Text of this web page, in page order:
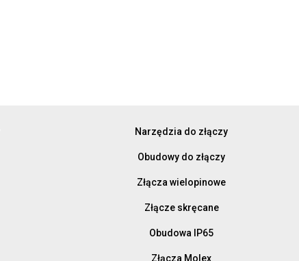
Narzędzia do złączy
Obudowy do złączy
Złącza wielopinowe
Złącze skręcane
Obudowa IP65
Złącza Molex